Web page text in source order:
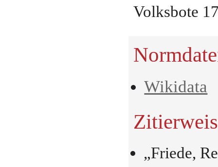
Volksbote
Wikidata
„Friede,